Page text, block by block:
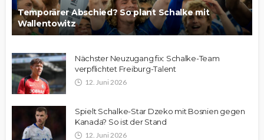
Temporärer Abschied? So plant Schalke mit
Wallentowitz
Nächster Neuzugang fix: Schalke-Team
verpflichtet Freiburg-Talent
12. Juni 2026
Spielt Schalke-Star Dzeko mit Bosnien gegen
Kanada? So ist der Stand
12. Juni 2026